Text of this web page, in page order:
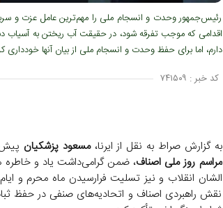
رئیس‌جمهور وحدت و انسجام ملی را مهم‌ترین عامل عزت و
اقدامی که موجب تفرقه شود، در حقیقت آب ریختن به
دارم، اما برای حفظ وحدت و انسجام ملی از بیان آنها خودداری
کد خبر : ۷۴۱۵۰۹
به گزارش صراط به نقل از ایرنا،مسعود پزشکیان پیش
مراسم روز ملی اصناف، ضمن گرامی‌داشت یاد و خاطره
الشان انقلاب و نیز تسلیت فرارسیدن ماه محرم و
نقش راهبردی اصناف و اتحادیه‌های صنفی در حفظ